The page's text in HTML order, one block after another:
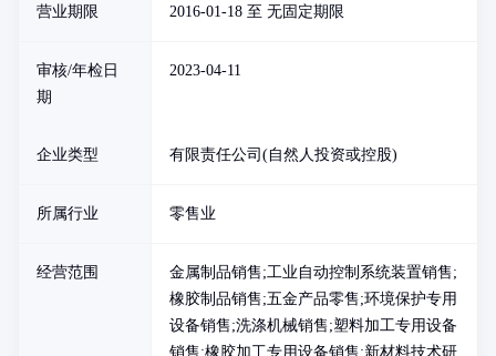
营业期限 2016-01-18 至 无固定期限
审核/年检日
期
2023-04-11
企业类型 有限责任公司(自然人投资或控股)
所属行业 零售业
经营范围
金属制品销售;工业自动控制系统装置销售;
橡胶制品销售;五金产品零售;环境保护专用
设备销售;洗涤机械销售;塑料加工专用设备
销售;橡胶加工专用设备销售;新材料技术研